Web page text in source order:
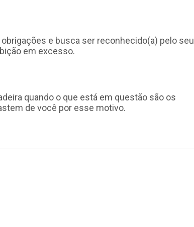
e busca ser reconhecido(a) pelo seu
em excesso.
quando o que está em questão são os
de você por esse motivo.